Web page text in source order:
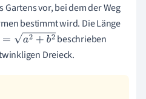
Gartens vor, bei dem der Weg
bestimmt wird. Die Länge
a2 +b2
beschrieben
Dreieck.